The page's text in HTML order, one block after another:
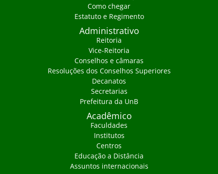
Como chegar
Estatuto e Regimento
Administrativo
Reitoria
Vice-Reitoria
Conselhos e câmaras
Resoluções dos Conselhos Superiores
Decanatos
Secretarias
Prefeitura da UnB
Acadêmico
Faculdades
Institutos
Centros
Educação a Distância
Assuntos internacionais